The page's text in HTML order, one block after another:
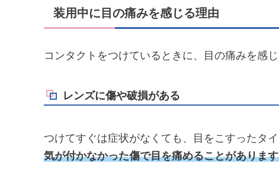
装用中に目の痛みを感じる理由
コンタクトをつけているときに、目の痛みを感
レンズに傷や破損がある
つけてすぐは症状がなくても、目をこすったタ
気が付かなかった傷で目を痛めることがありま